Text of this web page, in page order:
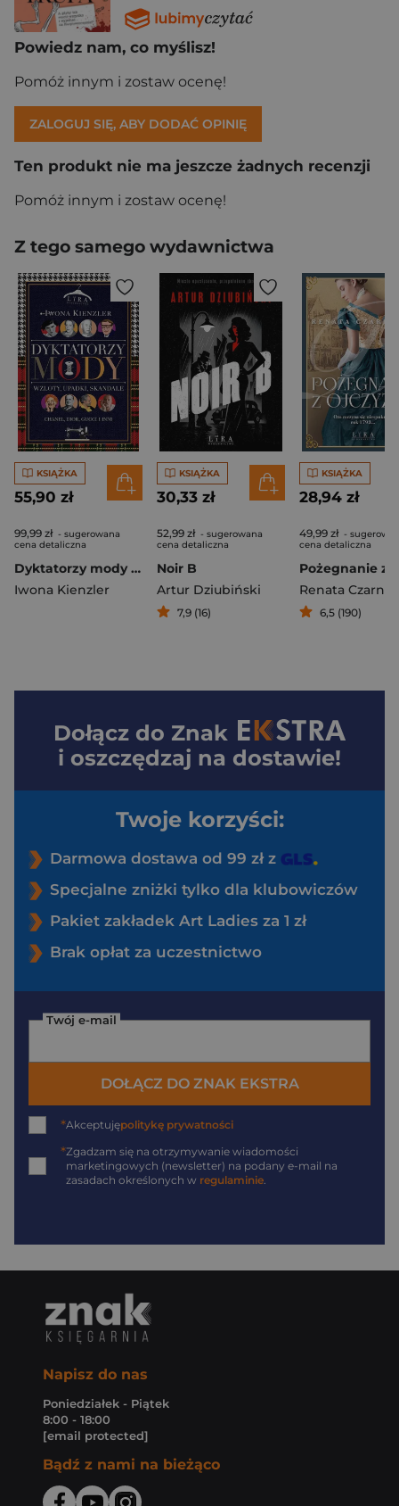
Powiedz nam, co myślisz!
Pomóż innym i zostaw ocenę!
ZALOGUJ SIĘ, ABY DODAĆ OPINIĘ
Ten produkt nie ma jeszcze żadnych recenzji
Pomóż innym i zostaw ocenę!
Z tego samego wydawnictwa
KSIĄŻKA
55,90 zł
99,99 zł - sugerowana
cena detaliczna
Dyktatorzy mody Wzloty, upadki, skandale
Iwona Kienzler
KSIĄŻKA
30,33 zł
52,99 zł - sugerowana
cena detaliczna
Noir B
Artur Dziubiński
7,9 (16)
KSIĄŻKA
28,94 zł
49,99 zł -
cena detaliczna
Renata
6,5 (190)
Dołącz do Znak
i oszczędzaj na dostawie!
Twoje korzyści:
Darmowa dostawa od 99 zł z
Specjalne zniżki tylko dla klubowiczów
Pakiet zakładek Art Ladies za 1 zł
Brak opłat za uczestnictwo
Twój e-mail
DOŁĄCZ DO ZNAK EKSTRA
*Akceptujępolitykę prywatności
*Zgadzam się na otrzymywanie wiadomości
marketingowych (newsletter) na podany e-mail na
zasadach określonych w regulaminie.
Napisz do nas
Poniedziałek - Piątek
8:00 - 18:00
[email protected]
Bądź z nami na bieżąco